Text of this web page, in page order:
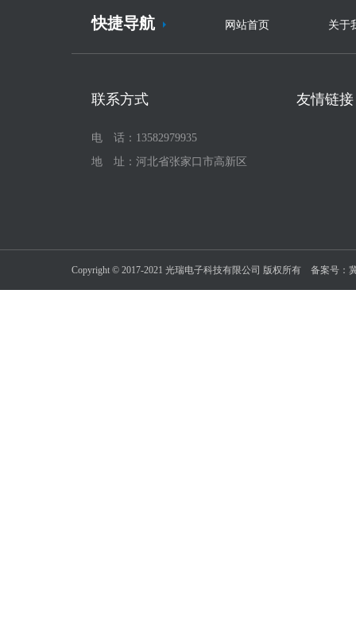
快捷导航 网站首页 关于
联系方式
电 话：13582979935
地 址：河北省张家口市高新区
友情链接
Copyright © 2017-2021 光瑞电子科技有限公司 版权所有 备案号：